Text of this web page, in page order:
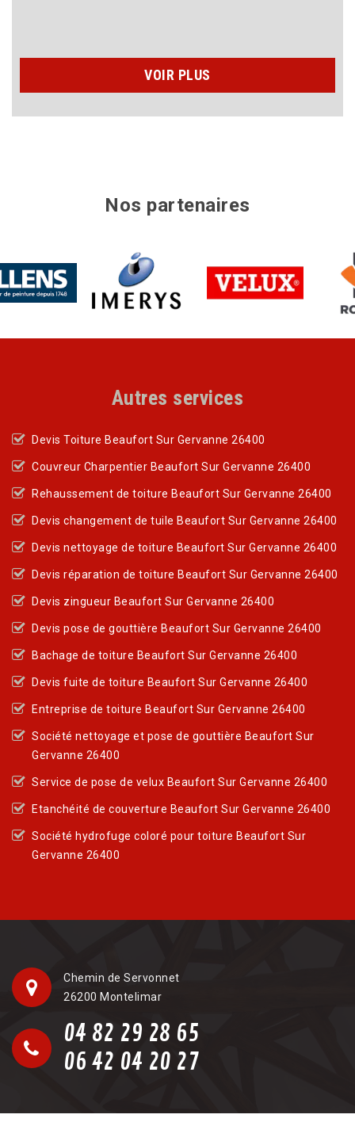
VOIR PLUS
Nos partenaires
Autres services
Devis Toiture Beaufort Sur Gervanne 26400
Couvreur Charpentier Beaufort Sur Gervanne 26400
Rehaussement de toiture Beaufort Sur Gervanne 26400
Devis changement de tuile Beaufort Sur Gervanne 26400
Devis nettoyage de toiture Beaufort Sur Gervanne 26400
Devis réparation de toiture Beaufort Sur Gervanne 26400
Devis zingueur Beaufort Sur Gervanne 26400
Devis pose de gouttière Beaufort Sur Gervanne 26400
Bachage de toiture Beaufort Sur Gervanne 26400
Devis fuite de toiture Beaufort Sur Gervanne 26400
Entreprise de toiture Beaufort Sur Gervanne 26400
Société nettoyage et pose de gouttière Beaufort Sur
Gervanne 26400
Service de pose de velux Beaufort Sur Gervanne 26400
Etanchéité de couverture Beaufort Sur Gervanne 26400
Société hydrofuge coloré pour toiture Beaufort Sur
Gervanne 26400
Chemin de Servonnet
26200 Montelimar
04 82 29 28 65
06 42 04 20 27